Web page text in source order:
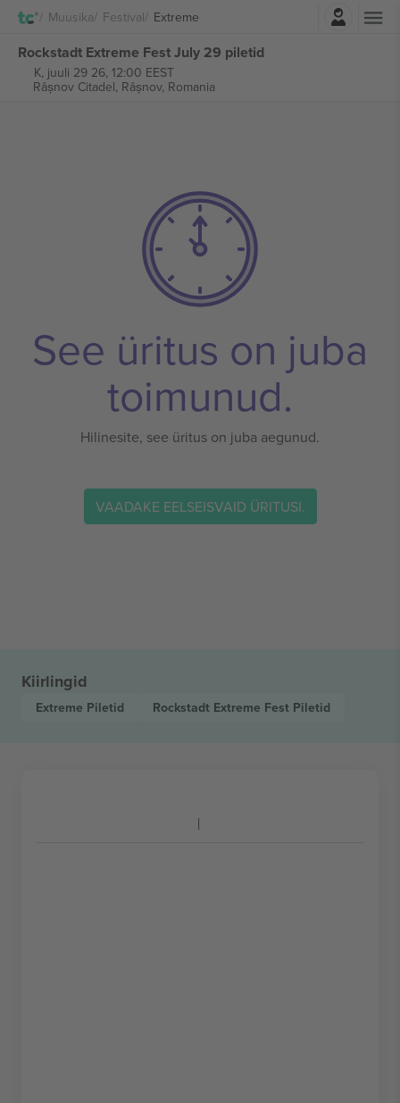
Muusika Festival Extreme
Rockstadt Extreme Fest July 29 piletid
K, juuli 29 26, 12:00 EEST
Râșnov Citadel, Râșnov, Romania
See üritus on juba
toimunud.
Hilinesite, see üritus on juba aegunud.
VAADAKE EELSEISVAID ÜRITUSI.
Kiirlingid
Extreme Piletid Rockstadt Extreme Fest Piletid